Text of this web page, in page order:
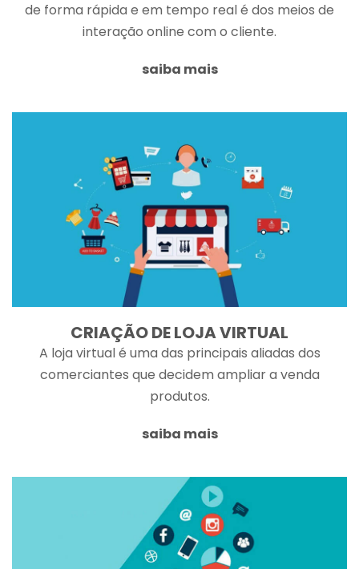
de forma rápida e em tempo real é dos meios de
interação online com o cliente.
saiba mais
CRIAÇÃO DE LOJA VIRTUAL
A loja virtual é uma das principais aliadas dos
comerciantes que decidem ampliar a venda
produtos.
saiba mais